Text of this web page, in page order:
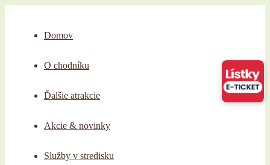
Domov
O chodníku
Ďalšie atrakcie
Akcie & novinky
Služby v stredisku